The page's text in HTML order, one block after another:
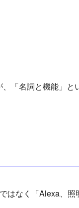
「名詞と機能」
はなく「Alexa、